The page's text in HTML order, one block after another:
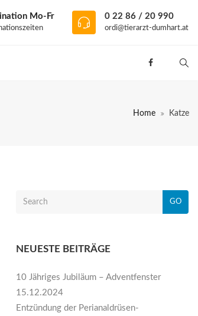
Mo-Fr 0 22 86 / 20 990
ordi@tierarzt-dumhart.at
Home Katze
GO
NEUESTE BEITRÄGE
10 Jähriges Jubiläum – Adventfenster
15.12.2024
Entzündung der Perianaldrüsen-